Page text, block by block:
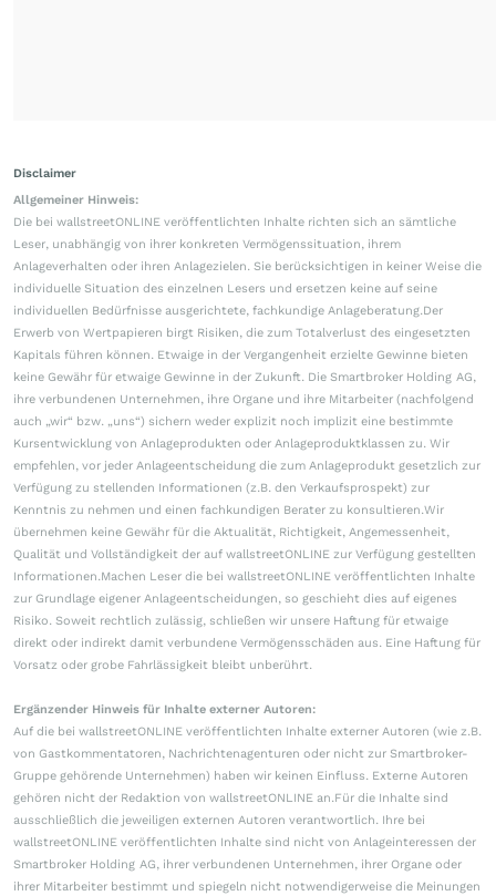
Disclaimer
Allgemeiner Hinweis:
Die bei wallstreetONLINE veröffentlichten Inhalte richten sich an sämtliche
Leser, unabhängig von ihrer konkreten Vermögenssituation, ihrem
Anlageverhalten oder ihren Anlagezielen. Sie berücksichtigen in keiner Weise die
individuelle Situation des einzelnen Lesers und ersetzen keine auf seine
individuellen Bedürfnisse ausgerichtete, fachkundige Anlageberatung.Der
Erwerb von Wertpapieren birgt Risiken, die zum Totalverlust des eingesetzten
Kapitals führen können. Etwaige in der Vergangenheit erzielte Gewinne bieten
keine Gewähr für etwaige Gewinne in der Zukunft. Die Smartbroker Holding AG,
ihre verbundenen Unternehmen, ihre Organe und ihre Mitarbeiter (nachfolgend
auch „wir“ bzw. „uns“) sichern weder explizit noch implizit eine bestimmte
Kursentwicklung von Anlageprodukten oder Anlageproduktklassen zu. Wir
empfehlen, vor jeder Anlageentscheidung die zum Anlageprodukt gesetzlich zur
Verfügung zu stellenden Informationen (z.B. den Verkaufsprospekt) zur
Kenntnis zu nehmen und einen fachkundigen Berater zu konsultieren.Wir
übernehmen keine Gewähr für die Aktualität, Richtigkeit, Angemessenheit,
Qualität und Vollständigkeit der auf wallstreetONLINE zur Verfügung gestellten
Informationen.Machen Leser die bei wallstreetONLINE veröffentlichten Inhalte
zur Grundlage eigener Anlageentscheidungen, so geschieht dies auf eigenes
Risiko. Soweit rechtlich zulässig, schließen wir unsere Haftung für etwaige
direkt oder indirekt damit verbundene Vermögensschäden aus. Eine Haftung für
Vorsatz oder grobe Fahrlässigkeit bleibt unberührt.
Ergänzender Hinweis für Inhalte externer Autoren:
Auf die bei wallstreetONLINE veröffentlichten Inhalte externer Autoren (wie z.B.
von Gastkommentatoren, Nachrichtenagenturen oder nicht zur Smartbroker-
Gruppe gehörende Unternehmen) haben wir keinen Einfluss. Externe Autoren
gehören nicht der Redaktion von wallstreetONLINE an.Für die Inhalte sind
ausschließlich die jeweiligen externen Autoren verantwortlich. Ihre bei
wallstreetONLINE veröffentlichten Inhalte sind nicht von Anlageinteressen der
Smartbroker Holding AG, ihrer verbundenen Unternehmen, ihrer Organe oder
ihrer Mitarbeiter bestimmt und spiegeln nicht notwendigerweise die Meinungen